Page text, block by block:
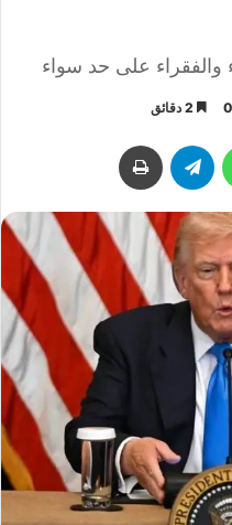
والفقراء على حد سواء
0